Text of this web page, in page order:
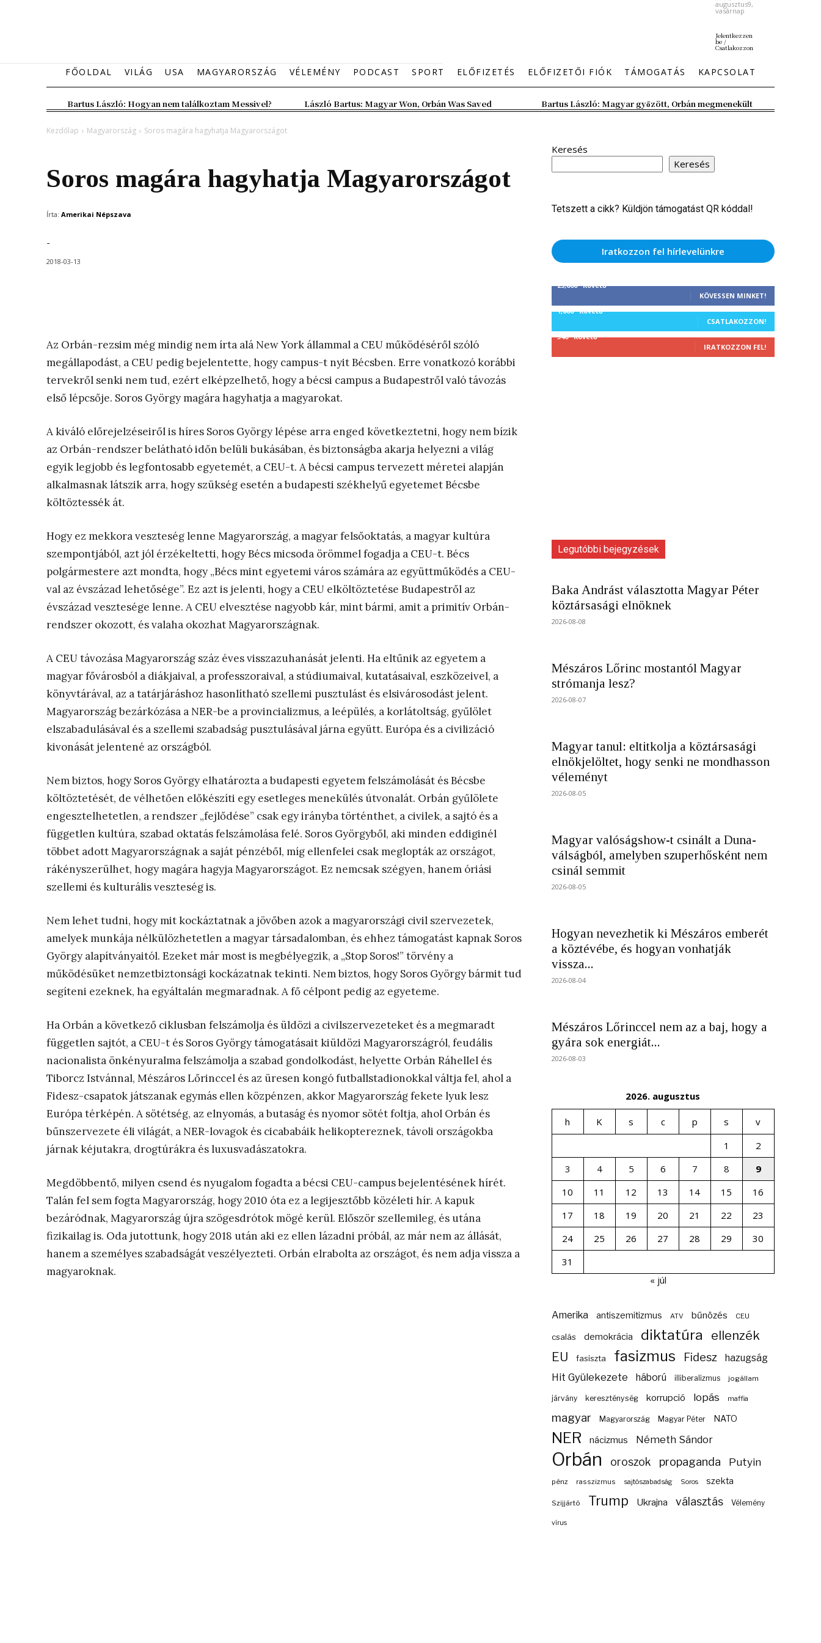
augusztus9,
vasárnap
Jelentkezzen
be /
Csatlakozzon
FŐOLDAL VILÁG USA MAGYARORSZÁG VÉLEMÉNY PODCAST SPORT ELŐFIZETÉS ELŐFIZETŐI FIÓK TÁMOGATÁS KAPCSOLAT
Bartus László: Hogyan nem találkoztam Messivel? László Bartus: Magyar Won, Orbán Was Saved Bartus László: Magyar győzött, Orbán megmenekült
Kezdőlap Magyarország Soros magára hagyhatja Magyarországot
Soros magára hagyhatja Magyarországot
Írta: Amerikai Népszava
-
2018-03-13
Az Orbán-rezsim még mindig nem írta alá New York állammal a CEU működéséről szóló
megállapodást, a CEU pedig bejelentette, hogy campus-t nyit Bécsben. Erre vonatkozó korábbi
tervekről senki nem tud, ezért elképzelhető, hogy a bécsi campus a Budapestről való távozás
első lépcsője. Soros György magára hagyhatja a magyarokat.
A kiváló előrejelzéseiről is híres Soros György lépése arra enged következtetni, hogy nem bízik
az Orbán-rendszer belátható időn belüli bukásában, és biztonságba akarja helyezni a világ
egyik legjobb és legfontosabb egyetemét, a CEU-t. A bécsi campus tervezett méretei alapján
alkalmasnak látszik arra, hogy szükség esetén a budapesti székhelyű egyetemet Bécsbe
költöztessék át.
Hogy ez mekkora veszteség lenne Magyarország, a magyar felsőoktatás, a magyar kultúra
szempontjából, azt jól érzékeltetti, hogy Bécs micsoda örömmel fogadja a CEU-t. Bécs
polgármestere azt mondta, hogy „Bécs mint egyetemi város számára az együttműködés a CEU-
val az évszázad lehetősége”. Ez azt is jelenti, hogy a CEU elköltöztetése Budapestről az
évszázad vesztesége lenne. A CEU elvesztése nagyobb kár, mint bármi, amit a primitív Orbán-
rendszer okozott, és valaha okozhat Magyarországnak.
A CEU távozása Magyarország száz éves visszazuhanását jelenti. Ha eltűnik az egyetem a
magyar fővárosból a diákjaival, a professzoraival, a stúdiumaival, kutatásaival, eszközeivel, a
könyvtárával, az a tatárjáráshoz hasonlítható szellemi pusztulást és elsivárosodást jelent.
Magyarország bezárkózása a NER-be a provincializmus, a leépülés, a korlátoltság, gyűlölet
elszabadulásával és a szellemi szabadság pusztulásával járna együtt. Európa és a civilizáció
kivonását jelentené az országból.
Nem biztos, hogy Soros György elhatározta a budapesti egyetem felszámolását és Bécsbe
költöztetését, de vélhetően előkészíti egy esetleges menekülés útvonalát. Orbán gyűlölete
engesztelhetetlen, a rendszer „fejlődése” csak egy irányba történthet, a civilek, a sajtó és a
független kultúra, szabad oktatás felszámolása felé. Soros Györgyből, aki minden eddiginél
többet adott Magyarországnak a saját pénzéből, míg ellenfelei csak meglopták az országot,
rákényszerülhet, hogy magára hagyja Magyarországot. Ez nemcsak szégyen, hanem óriási
szellemi és kulturális veszteség is.
Nem lehet tudni, hogy mit kockáztatnak a jövőben azok a magyarországi civil szervezetek,
amelyek munkája nélkülözhetetlen a magyar társadalomban, és ehhez támogatást kapnak Soros
György alapítványaitól. Ezeket már most is megbélyegzik, a „Stop Soros!” törvény a
működésüket nemzetbiztonsági kockázatnak tekinti. Nem biztos, hogy Soros György bármit tud
segíteni ezeknek, ha egyáltalán megmaradnak. A fő célpont pedig az egyeteme.
Ha Orbán a következő ciklusban felszámolja és üldözi a civilszervezeteket és a megmaradt
független sajtót, a CEU-t és Soros György támogatásait kiüldözi Magyarországról, feudális
nacionalista önkényuralma felszámolja a szabad gondolkodást, helyette Orbán Ráhellel és
Tiborcz Istvánnal, Mészáros Lőrinccel és az üresen kongó futballstadionokkal váltja fel, ahol a
Fidesz-csapatok játszanak egymás ellen közpénzen, akkor Magyarország fekete lyuk lesz
Európa térképén. A sötétség, az elnyomás, a butaság és nyomor sötét foltja, ahol Orbán és
bűnszervezete éli világát, a NER-lovagok és cicababáik helikoptereznek, távoli országokba
járnak kéjutakra, drogtúrákra és luxusvadászatokra.
Megdöbbentő, milyen csend és nyugalom fogadta a bécsi CEU-campus bejelentésének hírét.
Talán fel sem fogta Magyarország, hogy 2010 óta ez a legijesztőbb közéleti hír. A kapuk
bezáródnak, Magyarország újra szögesdrótok mögé kerül. Először szellemileg, és utána
fizikailag is. Oda jutottunk, hogy 2018 után aki ez ellen lázadni próbál, az már nem az állását,
hanem a személyes szabadságát veszélyezteti. Orbán elrabolta az országot, és nem adja vissza a
magyaroknak.
Keresés
Keresés
Tetszett a cikk? Küldjön támogatást QR kóddal!
Iratkozzon fel hírlevelünkre
25,000 Követő
KÖVESSEN MINKET!
1,000 Követő
CSATLAKOZZON!
340 Követő
IRATKOZZON FEL!
Legutóbbi bejegyzések
Baka Andrást választotta Magyar Péter
köztársasági elnöknek
2026-08-08
Mészáros Lőrinc mostantól Magyar
strómanja lesz?
2026-08-07
Magyar tanul: eltitkolja a köztársasági
elnökjelöltet, hogy senki ne mondhasson
véleményt
2026-08-05
Magyar valóságshow-t csinált a Duna-
válságból, amelyben szuperhősként nem
csinál semmit
2026-08-05
Hogyan nevezhetik ki Mészáros emberét
a köztévébe, és hogyan vonhatják
vissza...
2026-08-04
Mészáros Lőrinccel nem az a baj, hogy a
gyára sok energiát...
2026-08-03
2026. augusztus
h K s c p s
v
1
2
3
4 5 6 7 8
9
10
11 12 13 14 15
16
17
18 19 20 21 22
23
24
25 26 27 28 29
30
31
« júl
Amerika antiszemitizmus ATV bűnözés CEU
csalás demokrácia diktatúra ellenzék
EU fasiszta fasizmus Fidesz hazugság
Hit Gyülekezete háború illiberalizmus jogállam
járvány kereszténység korrupció lopás maffia
magyar Magyarország Magyar Péter NATO
NER nácizmus Németh Sándor
Orbán oroszok propaganda Putyin
pénz rasszizmus sajtószabadság Soros szekta
Szijjártó Trump Ukrajna választás Vélemény
vírus